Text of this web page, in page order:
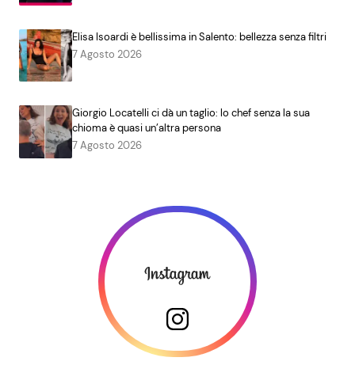
Elisa Isoardi è bellissima in Salento: bellezza senza filtri
7 Agosto 2026
Giorgio Locatelli ci dà un taglio: lo chef senza la sua
chioma è quasi un’altra persona
7 Agosto 2026